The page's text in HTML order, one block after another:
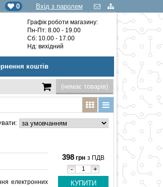
Вхід з паролем
0
Графік роботи магазину:
Пн-Пт: 8.00 - 19.00
Сб: 10.00 - 17.00
Нд: вихідний
коштів
(немає товарів)
електронних
398 грн з ПДВ
- +